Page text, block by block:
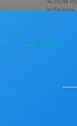
CCF_000013